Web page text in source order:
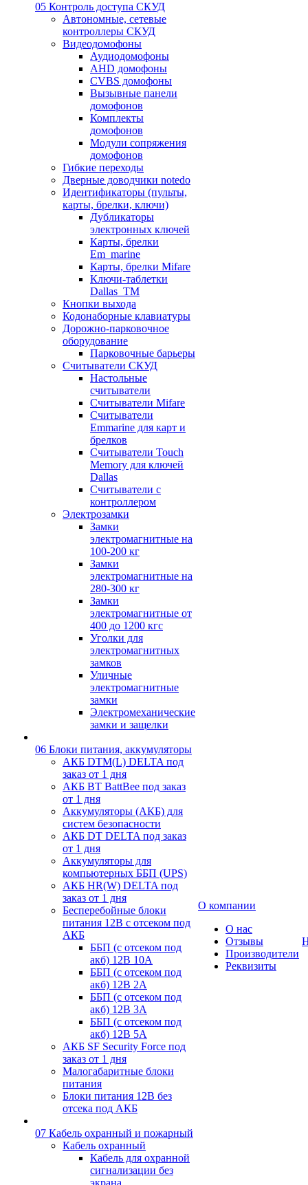
05 Контроль доступа СКУД
Автономные, сетевые
контроллеры СКУД
Видеодомофоны
Аудиодомофоны
AHD домофоны
CVBS домофоны
Вызывные панели
домофонов
Комплекты
домофонов
Модули сопряжения
домофонов
Гибкие переходы
Дверные доводчики notedo
Идентификаторы (пульты,
карты, брелки, ключи)
Дубликаторы
электронных ключей
Карты, брелки
Em_marine
Карты, брелки Mifare
Ключи-таблетки
Dallas_TM
Кнопки выхода
Кодонаборные клавиатуры
Дорожно-парковочное
оборудование
Парковочные барьеры
Считыватели СКУД
Настольные
считыватели
Считыватели Mifare
Считыватели
Emmarine для карт и
брелков
Считыватели Touch
Memory для ключей
Dallas
Считыватели с
контроллером
Электрозамки
Замки
электромагнитные на
100-200 кг
Замки
электромагнитные на
280-300 кг
Замки
электромагнитные от
400 до 1200 кгс
Уголки для
электромагнитных
замков
Уличные
электромагнитные
замки
Электромеханические
замки и защелки
06 Блоки питания, аккумуляторы
АКБ DTM(L) DELTA под
заказ от 1 дня
АКБ BT BattBee под заказ
от 1 дня
Аккумуляторы (АКБ) для
систем безопасности
АКБ DT DELTA под заказ
от 1 дня
Аккумуляторы для
компьютерных ББП (UPS)
АКБ HR(W) DELTA под
заказ от 1 дня
Бесперебойные блоки
питания 12В с отсеком под
АКБ
ББП (с отсеком под
акб) 12В 10А
ББП (с отсеком под
акб) 12В 2А
ББП (с отсеком под
акб) 12В 3А
ББП (с отсеком под
акб) 12В 5А
АКБ SF Security Force под
заказ от 1 дня
Малогабаритные блоки
питания
Блоки питания 12В без
отсека под АКБ
07 Кабель охранный и пожарный
Кабель охранный
Кабель для охранной
сигнализации без
экрана
О компании
О нас
Отзывы
Производители
Реквизиты